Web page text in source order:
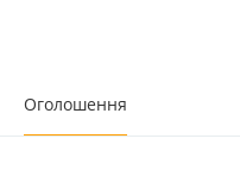
Оголошення